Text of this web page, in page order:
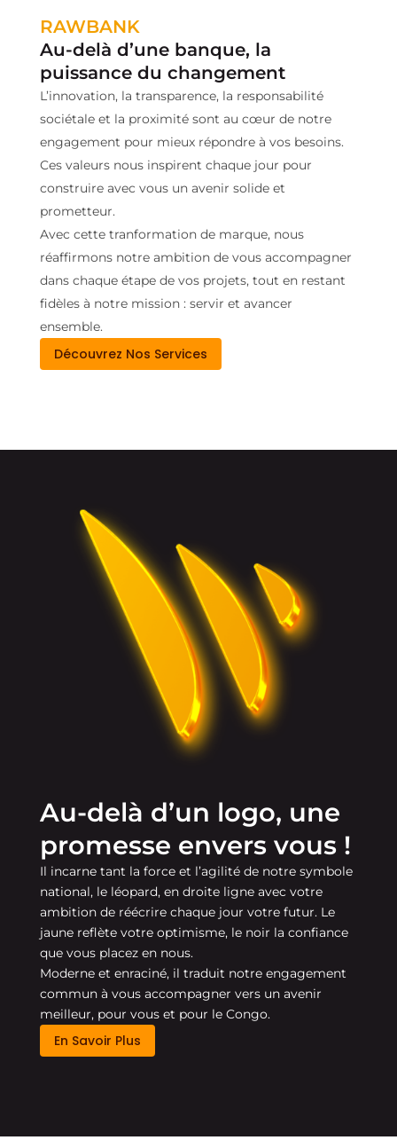
RAWBANK
Au-delà d’une banque, la
puissance du changement
L’innovation, la transparence, la responsabilité
sociétale et la proximité sont au cœur de notre
engagement pour mieux répondre à vos besoins.
Ces valeurs nous inspirent chaque jour pour
construire avec vous un avenir solide et
prometteur.
Avec cette tranformation de marque, nous
réaffirmons notre ambition de vous accompagner
dans chaque étape de vos projets, tout en restant
fidèles à notre mission : servir et avancer
ensemble.
Découvrez Nos Services
Au-delà d’un logo, une
promesse envers vous !
Il incarne tant la force et l’agilité de notre symbole
national, le léopard, en droite ligne avec votre
ambition de réécrire chaque jour votre futur. Le
jaune reflète votre optimisme, le noir la confiance
que vous placez en nous.
Moderne et enraciné, il traduit notre engagement
commun à vous accompagner vers un avenir
meilleur, pour vous et pour le Congo.
En Savoir Plus